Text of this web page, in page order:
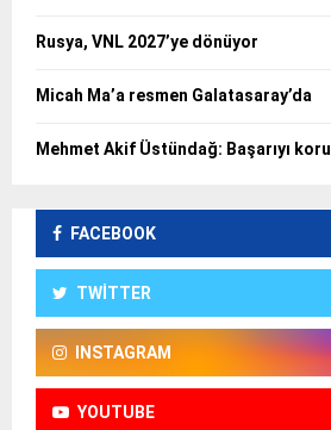
Rusya, VNL 2027’ye dönüyor
Micah Ma’a resmen Galatasaray’da
Mehmet Akif Üstündağ: Başarıyı
FACEBOOK
TWITTER
INSTAGRAM
YOUTUBE